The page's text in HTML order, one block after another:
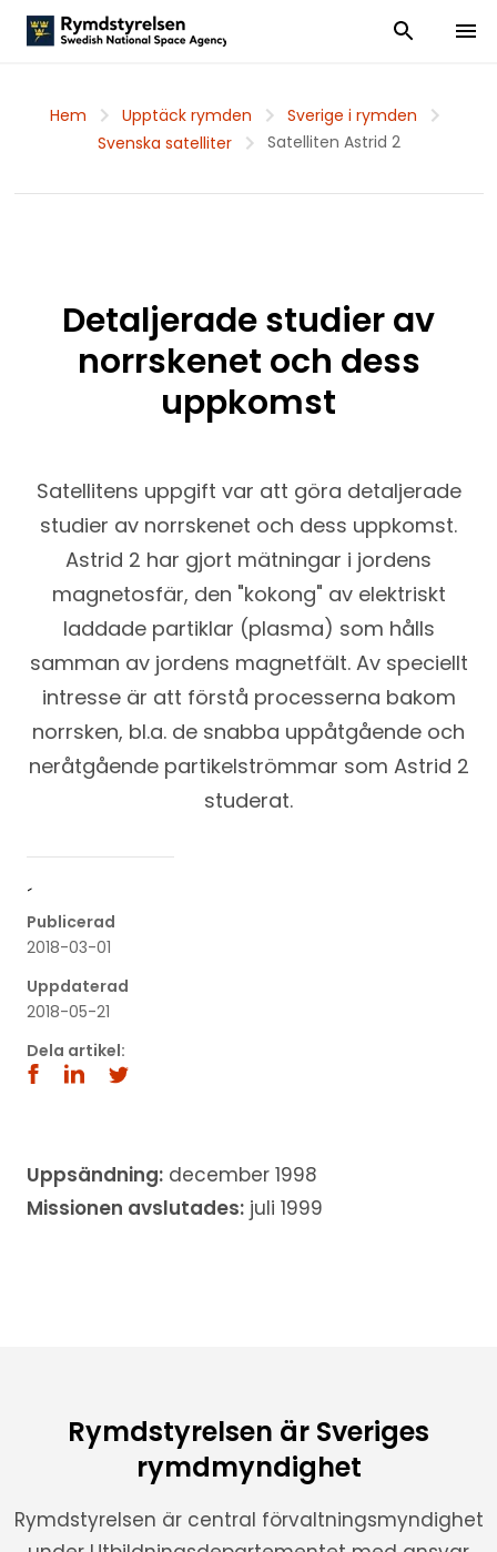
Visa och dölj
Visa
Hem Upptäck rymden
Sverige i rymden
Svenska satelliter
Satelliten Astrid 2
Detaljerade studier av
norrskenet och dess
uppkomst
Satellitens uppgift var att göra detaljerade
studier av norrskenet och dess uppkomst.
Astrid 2 har gjort mätningar i jordens
magnetosfär, den "kokong" av elektriskt
laddade partiklar (plasma) som hålls
samman av jordens magnetfält. Av speciellt
intresse är att förstå processerna bakom
norrsken, bl.a. de snabba uppåtgående och
neråtgående partikelströmmar som Astrid 2
studerat.
´
Publicerad
2018-03-01
Uppdaterad
2018-05-21
Dela artikel:
Uppsändning:december 1998
Missionen avslutades:juli 1999
Rymdstyrelsen är Sveriges
rymdmyndighet
Rymdstyrelsen är central förvaltningsmyndighet